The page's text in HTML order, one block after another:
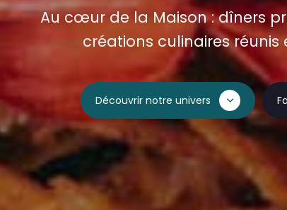
Au cœur de la Maison : dîners
créations culinaires réunis
Découvrir notre univers